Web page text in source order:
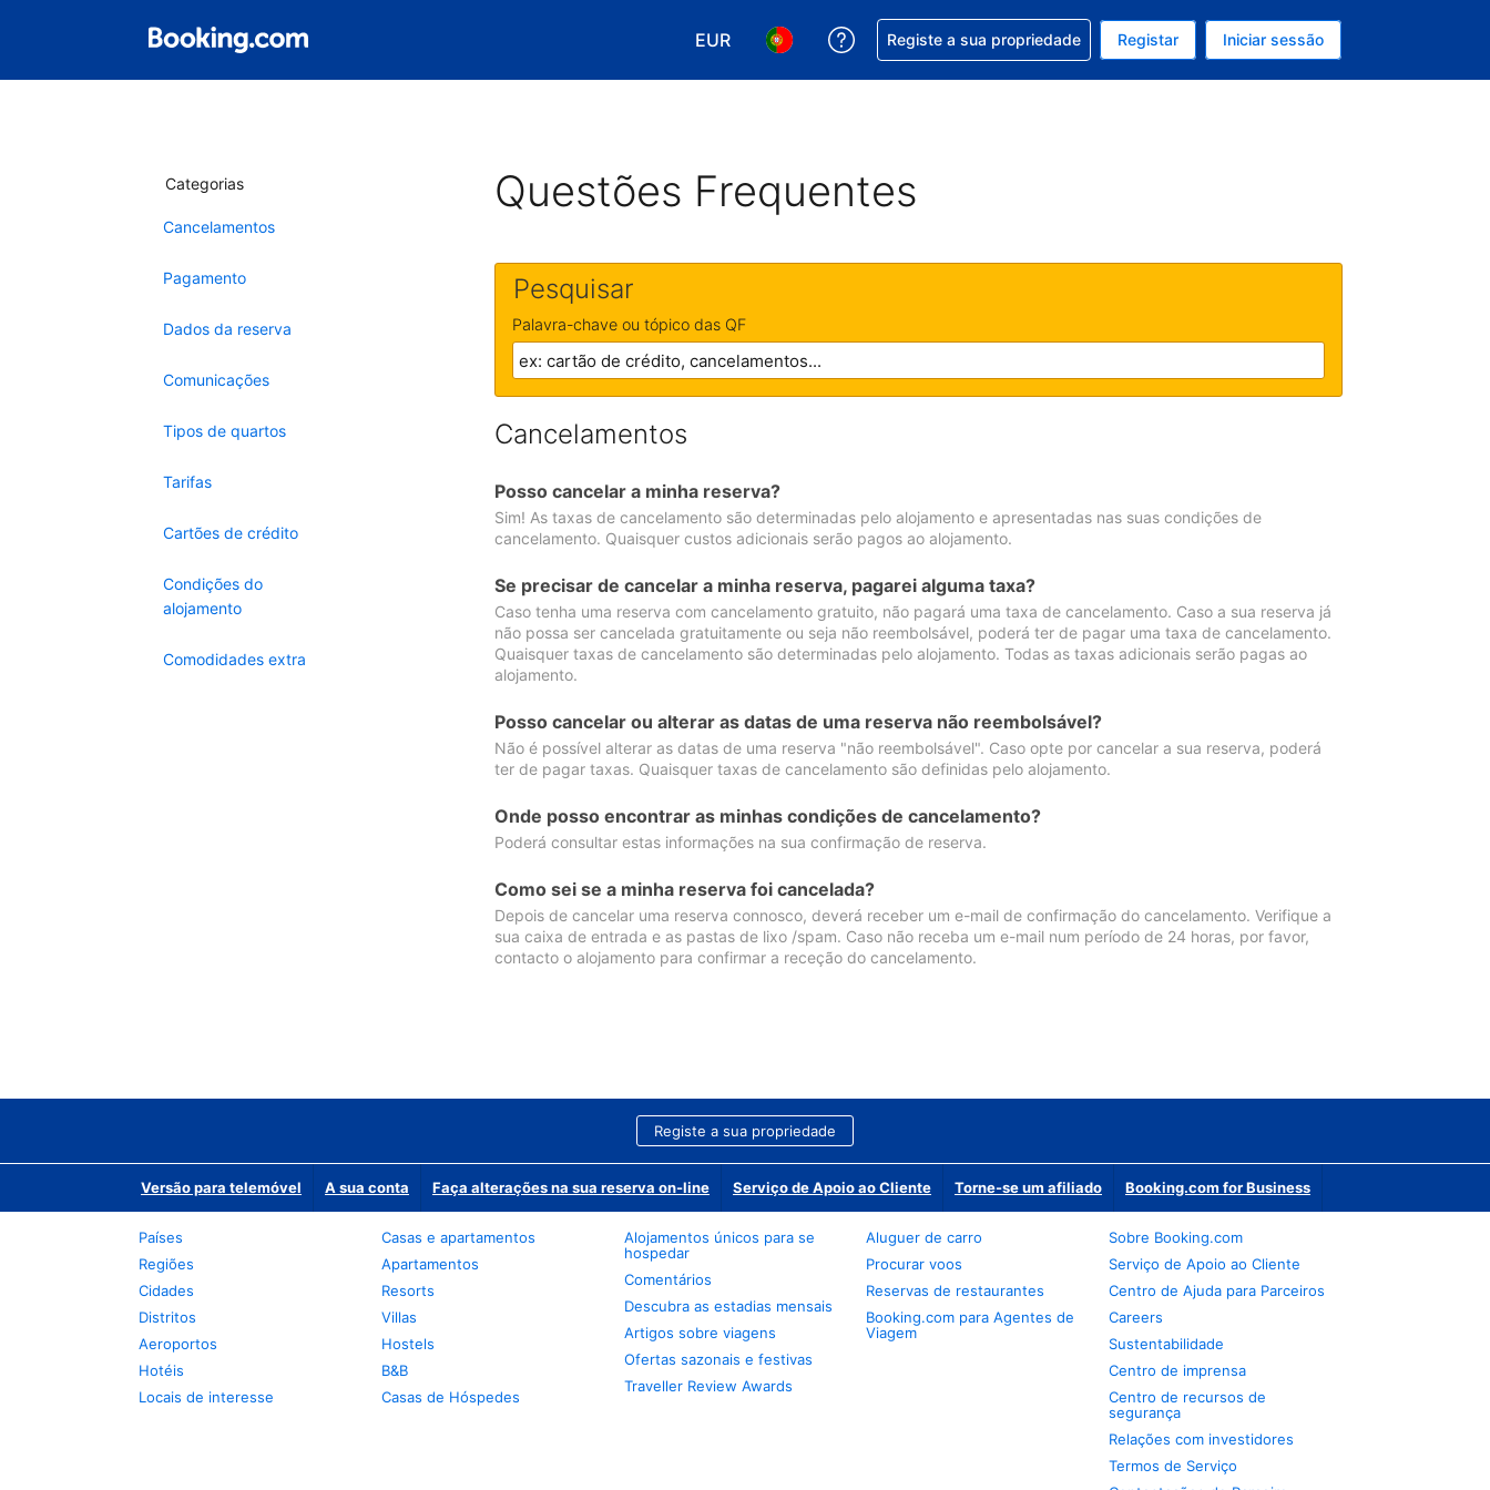
EUR
Escolha a sua moeda. A sua moeda atual é EUR
Escolha o seu idioma. O seu idioma atual é Português
Obtenha ajuda com a sua reserva
Registe a sua propriedade Registar Iniciar sessão
Categorias
Cancelamentos
Pagamento
Dados da reserva
Comunicações
Tipos de quartos
Tarifas
Cartões de crédito
Condições do
alojamento
Comodidades extra
Questões Frequentes
Pesquisar
Palavra-chave ou tópico das QF
Cancelamentos
Posso cancelar a minha reserva?
Sim! As taxas de cancelamento são determinadas pelo alojamento e apresentadas nas suas condições de
cancelamento. Quaisquer custos adicionais serão pagos ao alojamento.
Se precisar de cancelar a minha reserva, pagarei alguma taxa?
Caso tenha uma reserva com cancelamento gratuito, não pagará uma taxa de cancelamento. Caso a sua reserva já
não possa ser cancelada gratuitamente ou seja não reembolsável, poderá ter de pagar uma taxa de cancelamento.
Quaisquer taxas de cancelamento são determinadas pelo alojamento. Todas as taxas adicionais serão pagas ao
alojamento.
Posso cancelar ou alterar as datas de uma reserva não reembolsável?
Não é possível alterar as datas de uma reserva "não reembolsável". Caso opte por cancelar a sua reserva, poderá
ter de pagar taxas. Quaisquer taxas de cancelamento são definidas pelo alojamento.
Onde posso encontrar as minhas condições de cancelamento?
Poderá consultar estas informações na sua confirmação de reserva.
Como sei se a minha reserva foi cancelada?
Depois de cancelar uma reserva connosco, deverá receber um e-mail de confirmação do cancelamento. Verifique a
sua caixa de entrada e as pastas de lixo /spam. Caso não receba um e-mail num período de 24 horas, por favor,
contacto o alojamento para confirmar a receção do cancelamento.
Registe a sua propriedade
Versão para telemóvel A sua conta Faça alterações na sua reserva on-line Serviço de Apoio ao Cliente Torne-se um afiliado Booking.com for Business
Países
Regiões
Cidades
Distritos
Aeroportos
Hotéis
Locais de interesse
Casas e apartamentos
Apartamentos
Resorts
Villas
Hostels
B&B
Casas de Hóspedes
Alojamentos únicos para se
hospedar
Comentários
Descubra as estadias mensais
Artigos sobre viagens
Ofertas sazonais e festivas
Traveller Review Awards
Aluguer de carro
Procurar voos
Reservas de restaurantes
Booking.com para Agentes de
Viagem
Sobre Booking.com
Serviço de Apoio ao Cliente
Centro de Ajuda para Parceiros
Careers
Sustentabilidade
Centro de imprensa
Centro de recursos de
segurança
Relações com investidores
Termos de Serviço